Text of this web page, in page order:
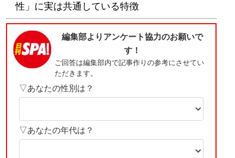
性」に実は共通している特徴